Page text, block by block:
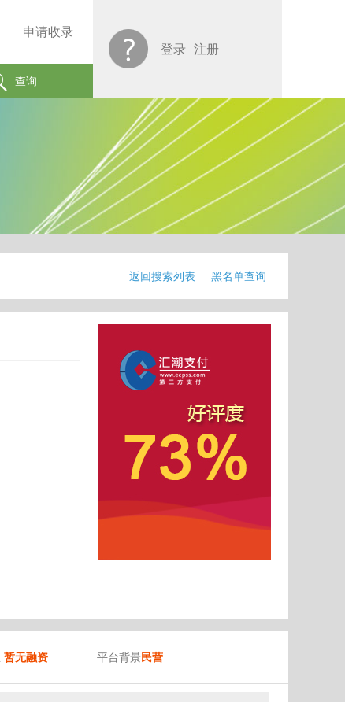
申请收录
查询
登录 注册
返回搜索列表 黑名单查询
暂无融资 平台背景民营